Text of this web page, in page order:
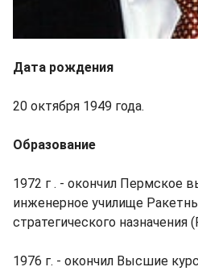
Дата рождения
20 октября 1949 года.
Образование
1972 г . - окончил Пермское
инженерное училище
стратегического назначения
1976 г. - окончил Высшие